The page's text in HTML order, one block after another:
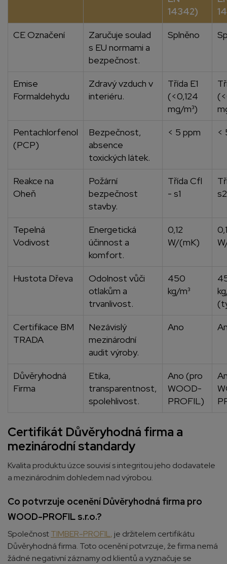
14342)
CE Označení
Zaručuje soulad
s EU normami a
bezpečnost.
Splněno
Emise
Formaldehydu
Zdravý vzduch v
interiéru.
Třída E1
(<0,124
mg/m³)
Pentachlorfenol
(PCP)
Bezpečnost,
absence
toxických látek.
< 5 ppm <
Reakce na
Oheň
Požární
bezpečnost
stavby.
Třída Cfl
- s1
Tepelná
Vodivost
Energetická
účinnost a
komfort.
0,12
W/(mK)
Hustota Dřeva
Odolnost vůči
otlakům a
trvanlivost.
450
kg/m³
Certifikace BM
TRADA
Nezávislý
mezinárodní
audit výroby.
Ano
Důvěryhodná
Firma
Etika,
transparentnost,
spolehlivost.
Ano (pro
WOOD-
PROFIL)
Certifikát Důvěryhodná firma a
mezinárodní standardy
Kvalita produktu úzce souvisí s integritou jeho dodavatele
a mezinárodním dohledem nad výrobou.
Co potvrzuje ocenění Důvěryhodná firma pro
WOOD-PROFIL s.r.o.?
SpolečnostTIMBER-PROFIL, je držitelem certifikátu
Důvěryhodná firma. Toto ocenění potvrzuje, že firma nemá
žádné negativní záznamy od klientů a vyznačuje se